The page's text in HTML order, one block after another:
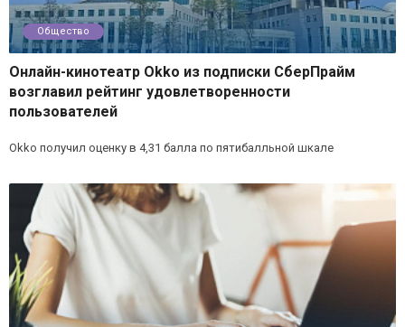
Общество
Онлайн-кинотеатр Okko из подписки СберПрайм
возглавил рейтинг удовлетворенности
пользователей
Okko получил оценку в 4,31 балла по пятибалльной шкале